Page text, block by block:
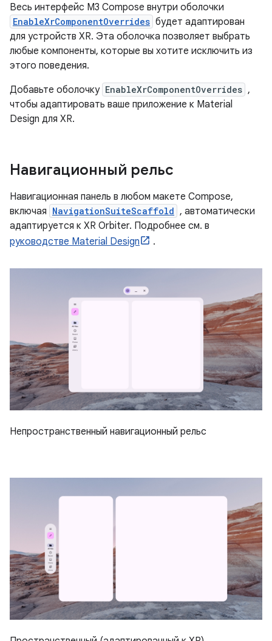
Весь интерфейс M3 Compose внутри оболочки
EnableXrComponentOverrides будет адаптирован
для устройств XR. Эта оболочка позволяет выбрать
любые компоненты, которые вы хотите исключить из
этого поведения.
Добавьте оболочку EnableXrComponentOverrides ,
чтобы адаптировать ваше приложение к Material
Design для XR.
Навигационный рельс
Навигационная панель в любом макете Compose,
включая NavigationSuiteScaffold , автоматически
адаптируется к XR Orbiter. Подробнее см. в
руководстве Material Design
.
Непространственный навигационный рельс